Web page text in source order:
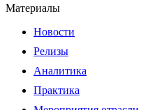
Материалы
Новости
Релизы
Аналитика
Практика